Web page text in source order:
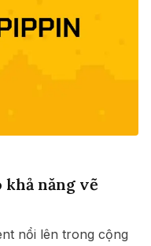
khả năng vẽ
nổi lên trong cộng